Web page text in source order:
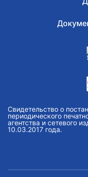
Свидетельство о
периодического
агентства и сетевого
10.03.2017 года.